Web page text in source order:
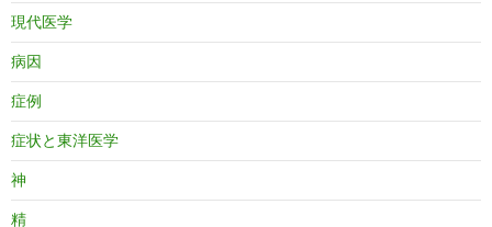
現代医学
病因
症例
症状と東洋医学
神
精